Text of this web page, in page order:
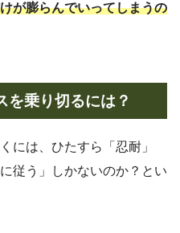
が膨らんでいってしまうの
を乗り切るには？
には、ひたすら「忍耐」
従う」しかないのか？とい